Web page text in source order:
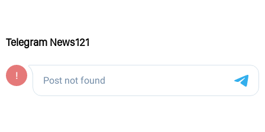
Telegram News121